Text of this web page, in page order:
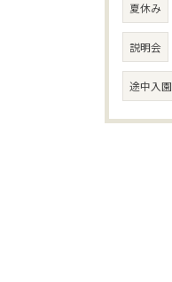
夏休み
説明会
途中入園